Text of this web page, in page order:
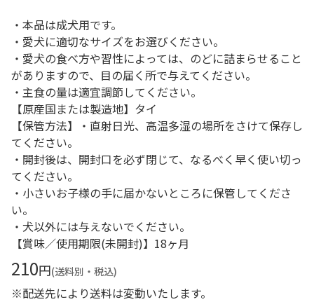
・本品は成犬用です。
・愛犬に適切なサイズをお選びください。
・愛犬の食べ方や習性によっては、のどに詰まらせること
がありますので、目の届く所で与えてください。
・主食の量は適宜調節してください。
【原産国または製造地】タイ
【保管方法】・直射日光、高温多湿の場所をさけて保存し
てください。
・開封後は、開封口を必ず閉じて、なるべく早く使い切っ
てください。
・小さいお子様の手に届かないところに保管してくださ
い。
・犬以外には与えないでください。
【賞味／使用期限(未開封)】18ヶ月
210円(送料別・税込)
※配送先により送料は変動いたします。